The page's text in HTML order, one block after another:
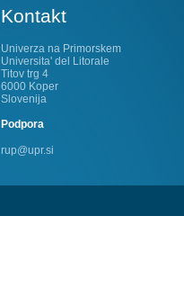
Kontakt
Univerza na Primorskem
Universita' del Litorale
Titov trg 4
6000 Koper
Slovenija
Podpora
rup@upr.si